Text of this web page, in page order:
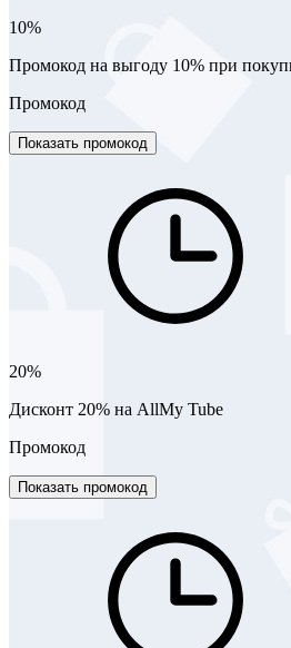
10%
Промокод на выгоду 10% при
Промокод
Показать промокод
20%
Дисконт 20% на AllMy Tube
Промокод
Показать промокод